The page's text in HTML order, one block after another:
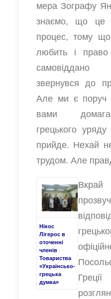
мера Зографу
знаємо, що це
процес, тому
любить і право
звернувся до
Але ми є поруч
вами
грецького
прийде. Нехай
трудом. Але
Нікос
Лігерос в
оточенні
членів
Товариства
«Українсько-
грецька
думка»